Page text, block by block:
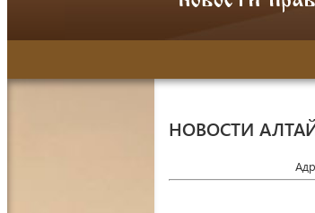
НОВОСТИ